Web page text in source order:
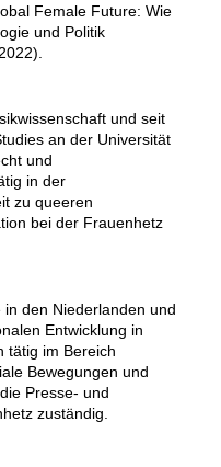
Female Future: Wie
und Politik
und seit
an der Universität
und
in der
zu queeren
bei der Frauenhetz
den Niederlanden und
Entwicklung in
tätig im Bereich
Bewegungen und
Presse- und
zuständig.